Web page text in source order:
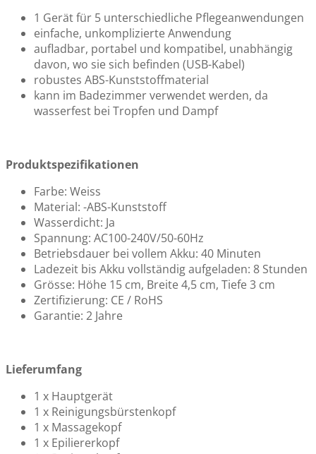
1 Gerät für 5 unterschiedliche Pflegeanwendungen
einfache, unkomplizierte Anwendung
aufladbar, portabel und kompatibel, unabhängig
davon, wo sie sich befinden (USB-Kabel)
robustes ABS-Kunststoffmaterial
kann im Badezimmer verwendet werden, da
wasserfest bei Tropfen und Dampf
Produktspezifikationen
Farbe: Weiss
Material: -ABS-Kunststoff
Wasserdicht: Ja
Spannung: AC100-240V/50-60Hz
Betriebsdauer bei vollem Akku: 40 Minuten
Ladezeit bis Akku vollständig aufgeladen: 8 Stunden
Grösse: Höhe 15 cm, Breite 4,5 cm, Tiefe 3 cm
Zertifizierung: CE / RoHS
Garantie: 2 Jahre
Lieferumfang
1 x Hauptgerät
1 x Reinigungsbürstenkopf
1 x Massagekopf
1 x Epiliererkopf